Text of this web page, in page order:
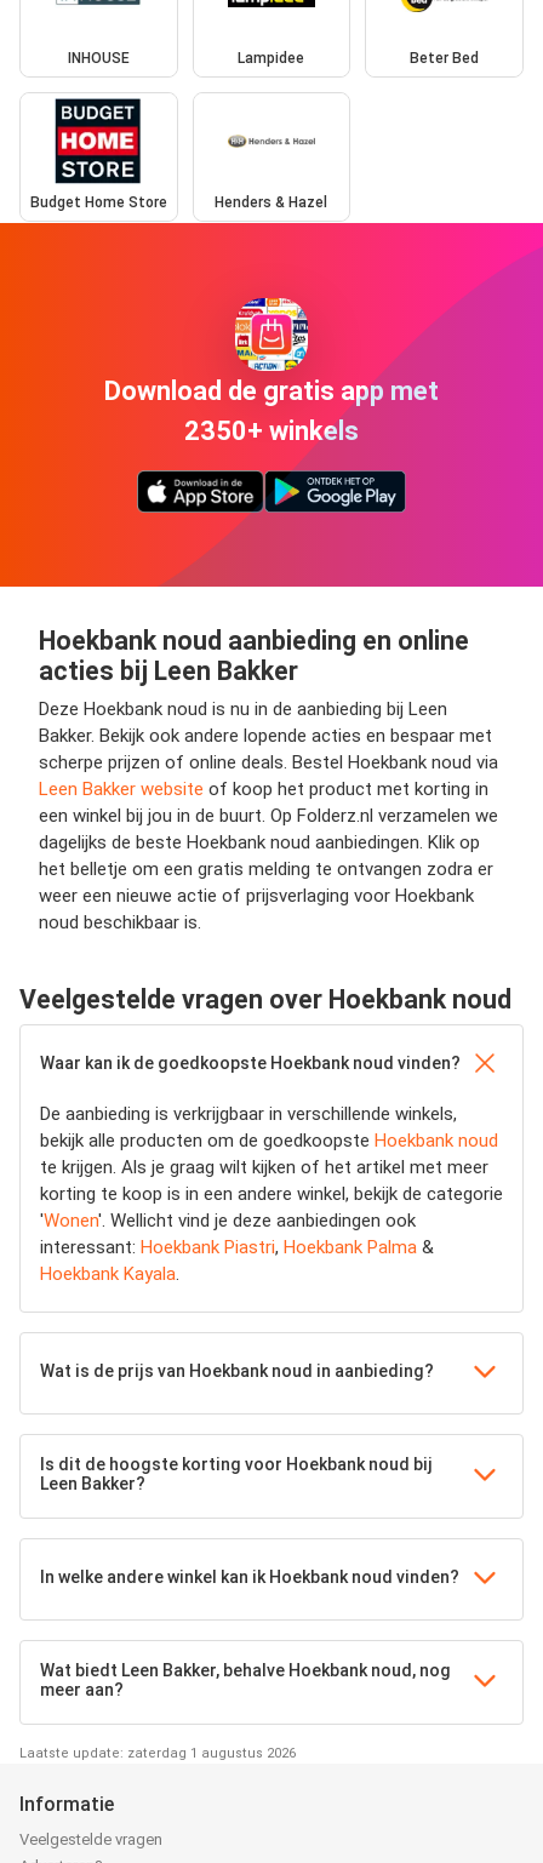
INHOUSE Lampidee Beter Bed
Budget Home Store Henders & Hazel
Download de gratis app met
2350+ winkels
Hoekbank noud aanbieding en online
acties bij Leen Bakker
Deze Hoekbank noud is nu in de aanbieding bij Leen
Bakker. Bekijk ook andere lopende acties en bespaar met
scherpe prijzen of online deals. Bestel Hoekbank noud via
Leen Bakker website of koop het product met korting in
een winkel bij jou in de buurt. Op Folderz.nl verzamelen we
dagelijks de beste Hoekbank noud aanbiedingen. Klik op
het belletje om een gratis melding te ontvangen zodra er
weer een nieuwe actie of prijsverlaging voor Hoekbank
noud beschikbaar is.
Veelgestelde vragen over Hoekbank noud
Waar kan ik de goedkoopste Hoekbank noud vinden?
De aanbieding is verkrijgbaar in verschillende winkels,
bekijk alle producten om de goedkoopste Hoekbank noud
te krijgen. Als je graag wilt kijken of het artikel met meer
korting te koop is in een andere winkel, bekijk de categorie
'Wonen'. Wellicht vind je deze aanbiedingen ook
interessant: Hoekbank Piastri, Hoekbank Palma &
Hoekbank Kayala.
Wat is de prijs van Hoekbank noud in aanbieding?
Is dit de hoogste korting voor Hoekbank noud bij
Leen Bakker?
In welke andere winkel kan ik Hoekbank noud vinden?
Wat biedt Leen Bakker, behalve Hoekbank noud, nog
meer aan?
Laatste update: zaterdag 1 augustus 2026
Informatie
Veelgestelde vragen